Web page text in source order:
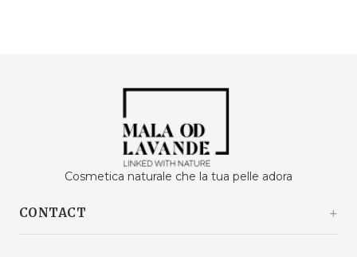
Cosmetica naturale che la tua pelle adora
CONTACT